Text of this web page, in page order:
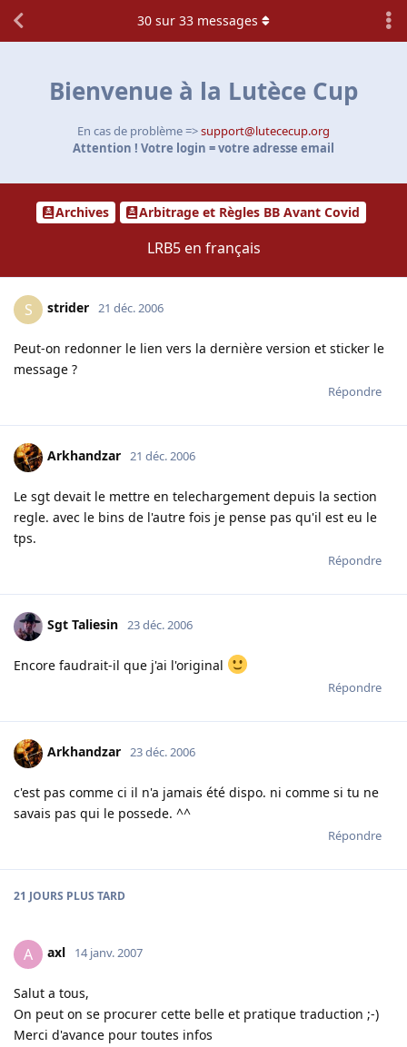
Bienvenue à la Lutèce Cup
En cas de problème =>support@lutececup.org
Attention ! Votre login = votre adresse email
Archives Arbitrage et Règles BB Avant Covid
LRB5 en français
30 sur 33 messages
S strider 21 déc. 2006
Peut-on redonner le lien vers la dernière version et sticker le
message ?
Répondre
Arkhandzar 21 déc. 2006
Le sgt devait le mettre en telechargement depuis la section
regle. avec le bins de l'autre fois je pense pas qu'il est eu le
tps.
Répondre
Sgt Taliesin 23 déc. 2006
Encore faudrait-il que j'ai l'original
Répondre
Arkhandzar 23 déc. 2006
c'est pas comme ci il n'a jamais été dispo. ni comme si tu ne
savais pas qui le possede. ^^
Répondre
21 JOURS PLUS TARD
A axl 14 janv. 2007
Salut a tous,
On peut on se procurer cette belle et pratique traduction ;-)
Merci d'avance pour toutes infos